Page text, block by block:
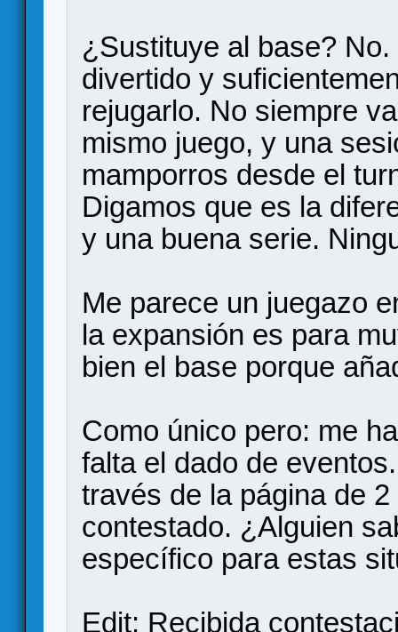
¿Sustituye al base?
divertido y
rejugarlo. No siempre
mismo juego, y una
mamporros desde el
Digamos que es la
y una buena serie.
Me parece un juegazo
la expansión es para
bien el base porque
Como único pero: me
falta el dado de
través de la página de
contestado. ¿Alguien
específico para estas
Edit: Recibida